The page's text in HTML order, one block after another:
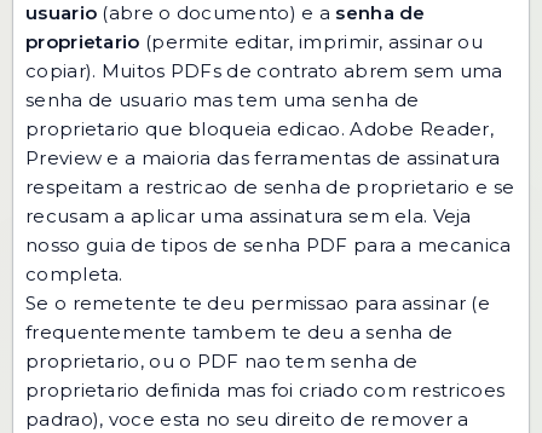
usuario (abre o documento) e a senha de
proprietario (permite editar, imprimir, assinar ou
copiar). Muitos PDFs de contrato abrem sem uma
senha de usuario mas tem uma senha de
proprietario que bloqueia edicao. Adobe Reader,
Preview e a maioria das ferramentas de assinatura
respeitam a restricao de senha de proprietario e se
recusam a aplicar uma assinatura sem ela. Veja
nosso guia de tipos de senha PDF para a mecanica
completa.
Se o remetente te deu permissao para assinar (e
frequentemente tambem te deu a senha de
proprietario, ou o PDF nao tem senha de
proprietario definida mas foi criado com restricoes
padrao), voce esta no seu direito de remover a